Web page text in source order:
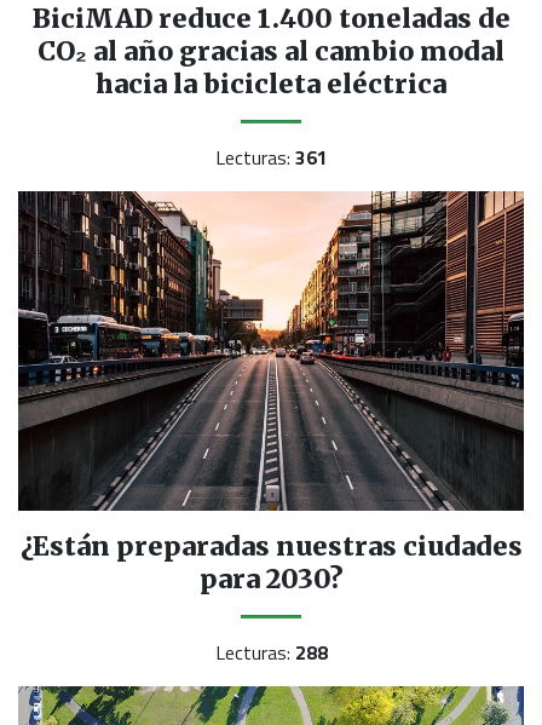
BiciMAD reduce 1.400 toneladas de
CO₂ al año gracias al cambio modal
hacia la bicicleta eléctrica
Lecturas: 361
¿Están preparadas nuestras ciudades
para 2030?
Lecturas: 288